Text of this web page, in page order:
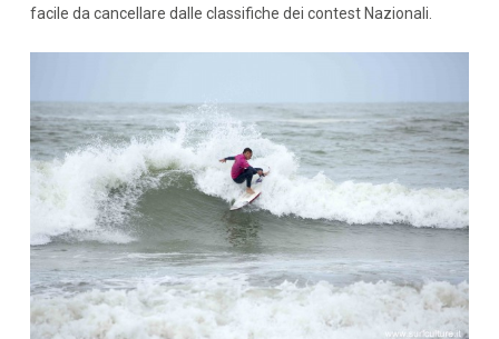
facile da cancellare dalle classifiche dei contest Nazionali.